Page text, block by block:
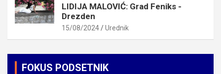
LIDIJA MALOVIĆ: Grad Feniks -
Drezden
15/08/2024 Urednik
FOKUS PODSETNIK